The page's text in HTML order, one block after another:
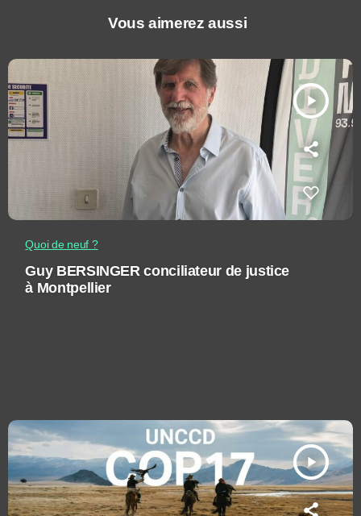
Vous aimerez aussi
play_arrow
Quoi de neuf ?
Guy BERSINGER conciliateur de justice
à Montpellier
play_arrow